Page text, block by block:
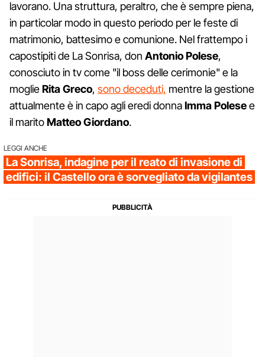
lavorano. Una struttura, peraltro, che è sempre piena,
in particolar modo in questo periodo per le feste di
matrimonio, battesimo e comunione. Nel frattempo i
capostipiti de La Sonrisa, don Antonio Polese,
conosciuto in tv come "il boss delle cerimonie" e la
moglieRita Greco, sono deceduti, mentre la gestione
attualmente è in capo agli eredi donnaImma Polesee
il maritoMatteo Giordano.
LEGGI ANCHE
La Sonrisa, indagine per il reato di invasione di
edifici: il Castello ora è sorvegliato da vigilantes